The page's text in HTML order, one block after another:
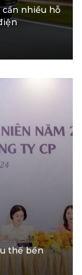
cần nhiều hỗ
thế bền